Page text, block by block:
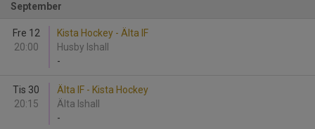
September
Fre 12
20:00
Kista Hockey - Älta IF
Husby Ishall
-
Tis 30
20:15
Älta IF - Kista Hockey
Älta Ishall
-